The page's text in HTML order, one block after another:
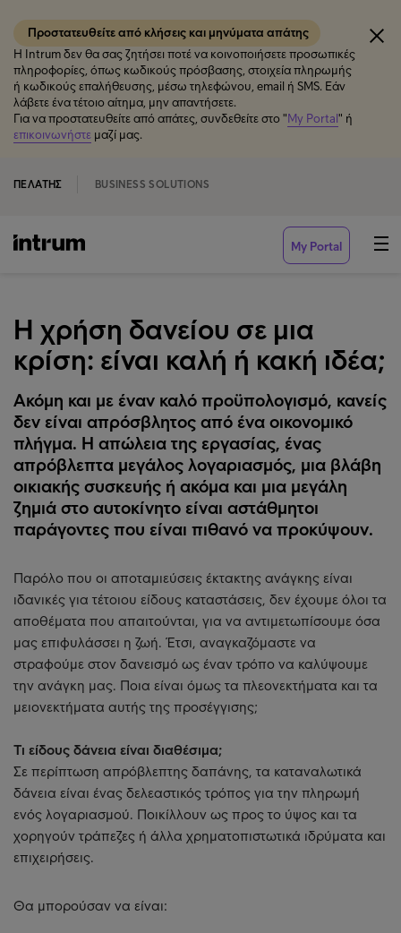
Προστατευθείτε από κλήσεις και μηνύματα απάτης
Η Intrum δεν θα σας ζητήσει ποτέ να κοινοποιήσετε προσωπικές
πληροφορίες, όπως κωδικούς πρόσβασης, στοιχεία πληρωμής
ή κωδικούς επαλήθευσης, μέσω τηλεφώνου, email ή SMS. Εάν
λάβετε ένα τέτοιο αίτημα, μην απαντήσετε.
Για να προστατευθείτε από απάτες, συνδεθείτε στο "My Portal" ή
επικοινωνήστε μαζί μας.
ΠΕΛΆΤΗΣ BUSINESS SOLUTIONS
My Portal
Η χρήση δανείου σε μια
κρίση: είναι καλή ή κακή ιδέα;
Ακόμη και με έναν καλό προϋπολογισμό, κανείς
δεν είναι απρόσβλητος από ένα οικονομικό
πλήγμα. Η απώλεια της εργασίας, ένας
απρόβλεπτα μεγάλος λογαριασμός, μια βλάβη
οικιακής συσκευής ή ακόμα και μια μεγάλη
ζημιά στο αυτοκίνητο είναι αστάθμητοι
παράγοντες που είναι πιθανό να προκύψουν.
Παρόλο που οι αποταμιεύσεις έκτακτης ανάγκης είναι
ιδανικές για τέτοιου είδους καταστάσεις, δεν έχουμε όλοι τα
αποθέματα που απαιτούνται, για να αντιμετωπίσουμε όσα
μας επιφυλάσσει η ζωή. Έτσι, αναγκαζόμαστε να
στραφούμε στον δανεισμό ως έναν τρόπο να καλύψουμε
την ανάγκη μας. Ποια είναι όμως τα πλεονεκτήματα και τα
μειονεκτήματα αυτής της προσέγγισης;
Τι είδους δάνεια είναι διαθέσιμα;
Σε περίπτωση απρόβλεπτης δαπάνης, τα καταναλωτικά
δάνεια είναι ένας δελεαστικός τρόπος για την πληρωμή
ενός λογαριασμού. Ποικίλλουν ως προς το ύψος και τα
χορηγούν τράπεζες ή άλλα χρηματοπιστωτικά ιδρύματα και
επιχειρήσεις.
Θα μπορούσαν να είναι: